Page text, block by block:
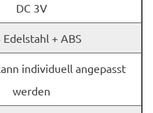
DC 3V
Edelstahl + ABS
individuell angepasst
werden